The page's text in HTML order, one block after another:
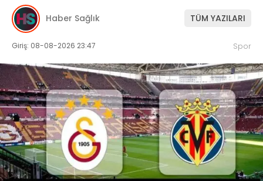
Haber Sağlık TÜM YAZILARI
Giriş: 08-08-2026 23:47 Spor